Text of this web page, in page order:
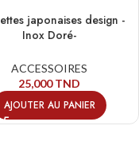
japonaises design -
Inox Doré-
ACCESSOIRES
25,000TND
AJOUTER AU PANIER